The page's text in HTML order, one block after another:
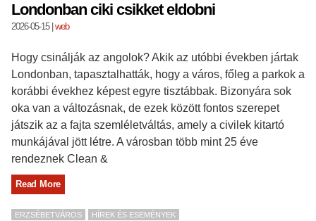
Londonban ciki csikket eldobni
2026-05-15| web
Hogy csinálják az angolok? Akik az utóbbi években jártak
Londonban, tapasztalhatták, hogy a város, főleg a parkok a
korábbi évekhez képest egyre tisztábbak. Bizonyára sok
oka van a változásnak, de ezek között fontos szerepet
játszik az a fajta szemléletváltás, amely a civilek kitartó
munkájával jött létre. A városban több mint 25 éve
rendeznek Clean &
Read More
ERZSÉBETVÁROS HÍREK ÉS ESEMÉNYEK